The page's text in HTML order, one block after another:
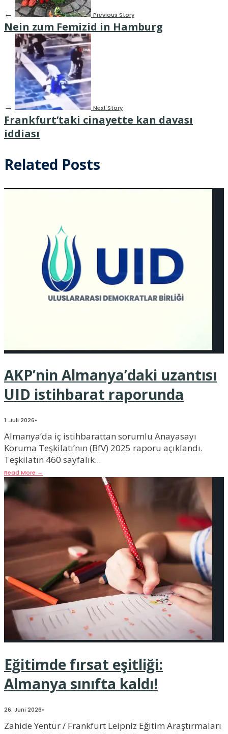
← Previous Story
Nein zum Femizid in Hamburg
→ Next Story
Frankfurt’taki cinayette kan davası
iddiası
Related Posts
AKP’nin Almanya’daki uzantısı
UID istihbarat raporunda
1. Juli 2026•
Almanya’da iç istihbarattan sorumlu Anayasayı
Koruma Teşkilatı’nın (BfV) 2025 raporu açıklandı.
Teşkilatın 460 sayfalık...
Read More →
Eğitimde fırsat eşitliği:
Almanya sınıfta kaldı!
26. Juni 2026•
Zahide Yentür / Frankfurt Leipniz Eğitim Araştırmaları